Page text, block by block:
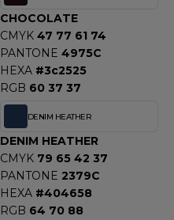
CHOCOLATE
CMYK 47 77 61 74
PANTONE 4975C
HEXA #3c2525
RGB 60 37 37
DENIM HEATHER
DENIM HEATHER
CMYK 79 65 42 37
PANTONE 2379C
HEXA #404658
RGB 64 70 88